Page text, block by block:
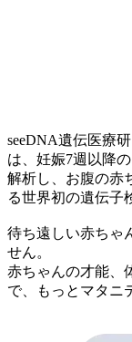
seeDNA遺伝医療
は、妊娠7週以降
解析し、 お腹の赤
る世界初の遺伝子
待ち遠しい赤ちゃ
せん。
赤ちゃんの才能、
で、
もっとマタニ